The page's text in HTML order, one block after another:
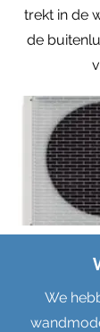
trekt in de
de
We